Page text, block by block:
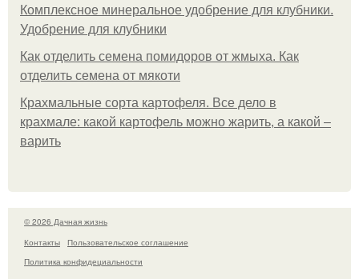
Комплексное минеральное удобрение для клубники.
Удобрение для клубники
Как отделить семена помидоров от жмыха. Как
отделить семена от мякоти
Крахмальные сорта картофеля. Все дело в
крахмале: какой картофель можно жарить, а какой –
варить
© 2026 Дачная жизнь
Контакты
Пользовательское соглашение
Политика конфидециальности